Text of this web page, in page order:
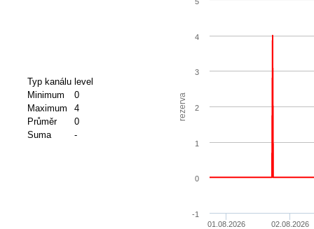
Typ kanálu level
Minimum
0
Maximum
4
Průměr
0
Suma
-
rezerva
01.08.2026
02.08.2026
-1
0
1
2
3
4